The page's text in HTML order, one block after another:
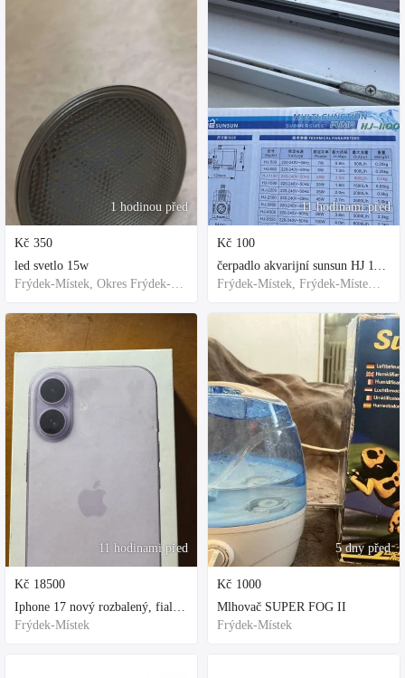
1 hodinou před
Kč 350
led svetlo 15w
Frýdek-Místek, Okres Frýdek-Místek, Česko
11 hodinami před
Kč 18500
Iphone 17 nový rozbalený, fialová, ochranne sklo a obal kupovane za 80
Frýdek-Místek
11 hodinami před
Kč 100
čerpadlo akvarijní sunsun HJ 1100
Frýdek-Místek, Frýdek-Místek District, Czechia
5 dny před
Kč 1000
Mlhovač SUPER FOG II
Frýdek-Místek